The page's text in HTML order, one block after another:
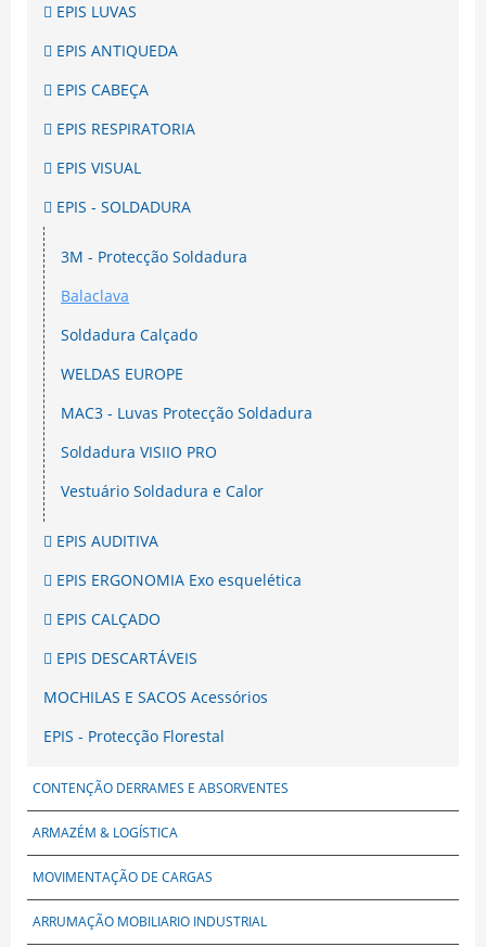
EPIS LUVAS
EPIS ANTIQUEDA
EPIS CABEÇA
EPIS RESPIRATORIA
EPIS VISUAL
EPIS - SOLDADURA
3M - Protecção Soldadura
Balaclava
Soldadura Calçado
WELDAS EUROPE
MAC3 - Luvas Protecção Soldadura
Soldadura VISIIO PRO
Vestuário Soldadura e Calor
EPIS AUDITIVA
EPIS ERGONOMIA Exo esquelética
EPIS CALÇADO
EPIS DESCARTÁVEIS
MOCHILAS E SACOS Acessórios
EPIS - Protecção Florestal
CONTENÇÃO DERRAMES E ABSORVENTES
ARMAZÉM & LOGÍSTICA
MOVIMENTAÇÃO DE CARGAS
ARRUMAÇÃO MOBILIARIO INDUSTRIAL